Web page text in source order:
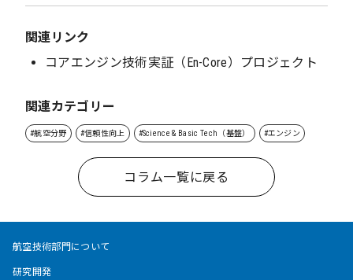
関連リンク
コアエンジン技術実証（En-Core）プロジェクト
関連カテゴリー
#航空分野 #信頼性向上 #Science & Basic Tech（基盤） #エンジン
コラム一覧に戻る
航空技術部門について
研究開発